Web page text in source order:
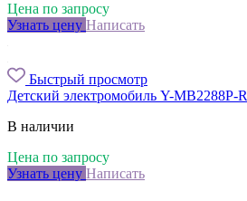
Цена по запросу
Узнать цену Написать
Быстрый просмотр
Детский электромобиль Y-MB2288P-R
В наличии
Цена по запросу
Узнать цену Написать